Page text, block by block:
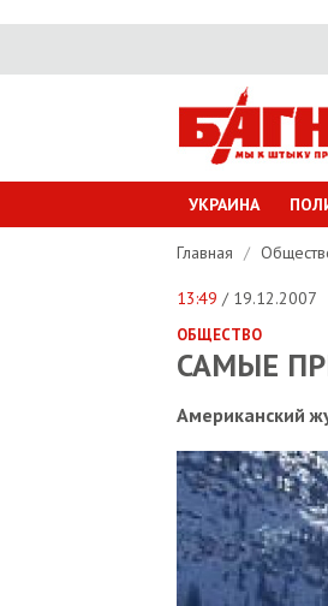
УКРАИНА
Главная /
13:49 / 19.12.2007
ОБЩЕСТВО
САМЫЕ
Американский